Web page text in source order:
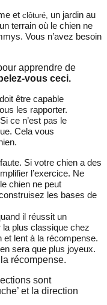
et clôturé, un jardin au
terrain où le chien ne
Vous n’avez besoin
apprendre de
vous ceci.
être capable
les rapporter.
ce n’est pas le
Cela vous
Si votre chien a des
l’exercice. Ne
chien ne peut
les bases de
il réussit un
la plus classique chez
lent à la récompense.
sera que plus joyeux.
récompense.
sont
et la direction